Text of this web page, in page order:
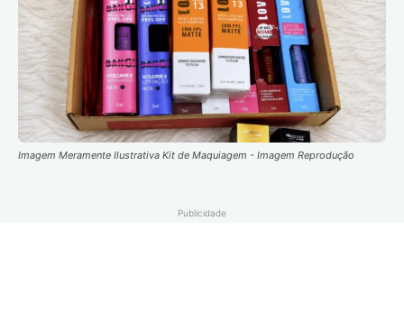
Imagem Meramente Ilustrativa Kit de Maquiagem - Imagem Reprodução
Publicidade